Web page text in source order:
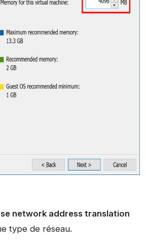
network address translation
type de réseau.